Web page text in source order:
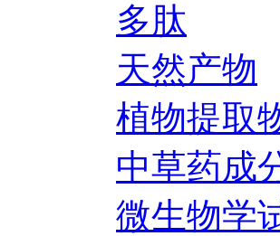
多肽
天然产物
植物提取
中草药成
微生物学